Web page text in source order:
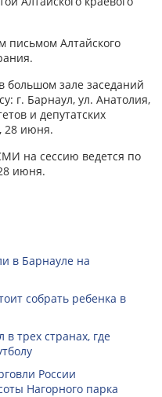
Алтайского
большом зале заседаний
г. Барнаул, ул. Анатолия,
и депутатских
28 июня.
на сессию ведется по
июня.
в Барнауле на
собрать ребенка в
трех странах, где
России
Нагорного парка